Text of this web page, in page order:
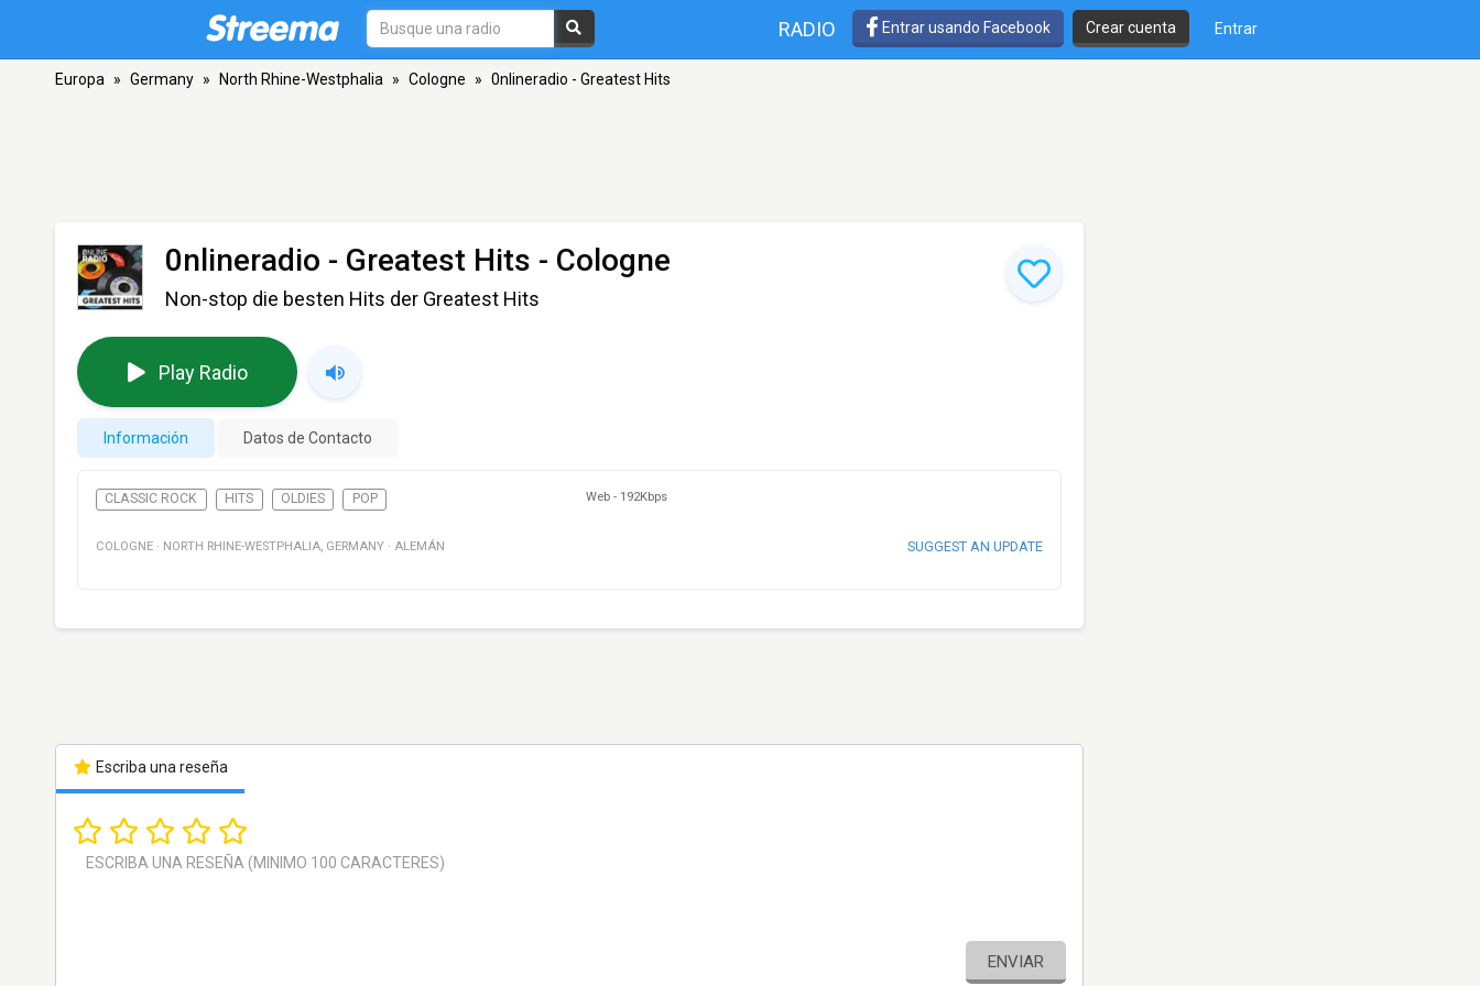
RADIO Entrar usando Facebook Crear cuenta Entrar
Europa » Germany » North Rhine-Westphalia » Cologne » 0nlineradio - Greatest Hits
0nlineradio - Greatest Hits - Cologne
Non-stop die besten Hits der Greatest Hits
Play Radio
Información Datos de Contacto
CLASSIC ROCK HITS OLDIES POP Web - 192Kbps
COLOGNE · NORTH RHINE-WESTPHALIA, GERMANY · ALEMÁN SUGGEST AN UPDATE
Escriba una reseña
ENVIAR